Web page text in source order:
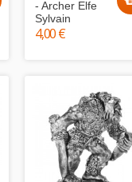
- Archer Elfe
Sylvain
4,00 €